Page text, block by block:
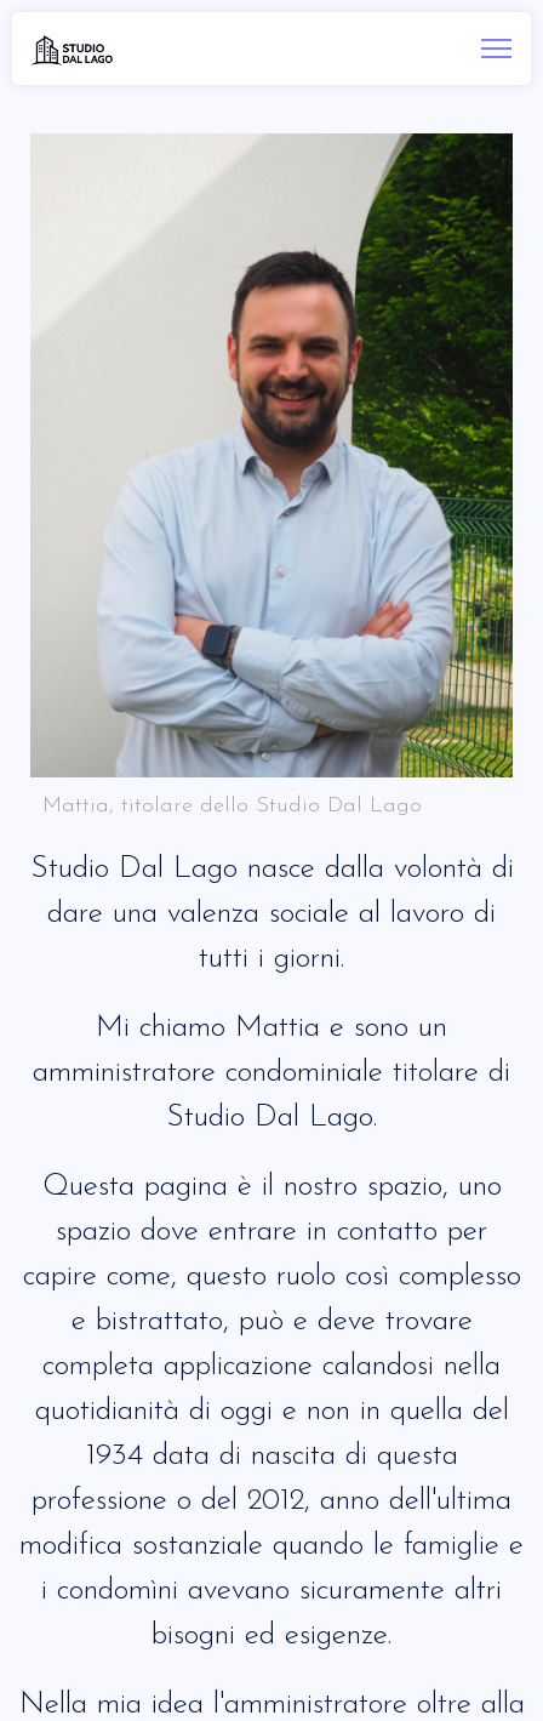
Mattia, titolare dello Studio Dal Lago
Studio Dal Lago nasce dalla volontà di
dare una valenza sociale al lavoro di
tutti i giorni.
Mi chiamo Mattia e sono un
amministratore condominiale titolare di
Studio Dal Lago.
Questa pagina è il nostro spazio, uno
spazio dove entrare in contatto per
capire come, questo ruolo così complesso
e bistrattato, può e deve trovare
completa applicazione calandosi nella
quotidianità di oggi e non in quella del
1934 data di nascita di questa
professione o del 2012, anno dell'ultima
modifica sostanziale quando le famiglie e
i condomìni avevano sicuramente altri
bisogni ed esigenze.
Nella mia idea l'amministratore oltre alla